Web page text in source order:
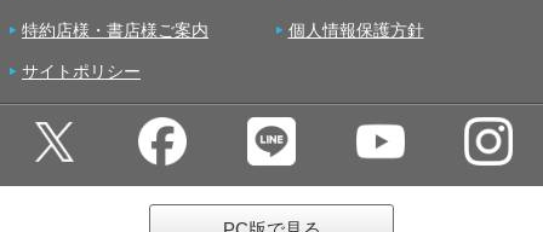
特約店様・書店様ご案内 個人情報保護方針
サイトポリシー